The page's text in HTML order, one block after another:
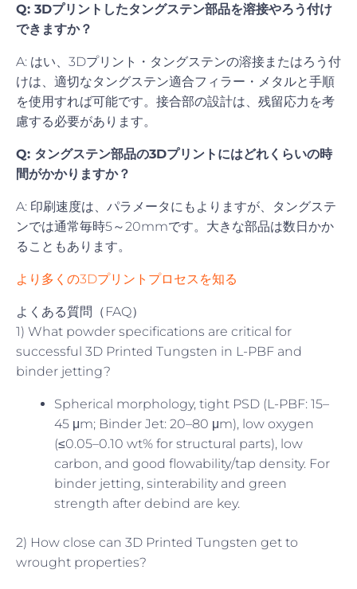
Q: 3Dプリントしたタングステン部品を溶接やろう付け
できますか？
A: はい、3Dプリント・タングステンの溶接またはろう付
けは、適切なタングステン適合フィラー・メタルと手順
を使用すれば可能です。接合部の設計は、残留応力を考
慮する必要があります。
Q: タングステン部品の3Dプリントにはどれくらいの時
間がかかりますか？
A: 印刷速度は、パラメータにもよりますが、タングステ
ンでは通常毎時5～20mmです。大きな部品は数日かか
ることもあります。
より多くの3Dプリントプロセスを知る
よくある質問（FAQ）
1) What powder specifications are critical for
successful 3D Printed Tungsten in L-PBF and
binder jetting?
Spherical morphology, tight PSD (L-PBF: 15–
45 μm; Binder Jet: 20–80 μm), low oxygen
(≤0.05–0.10 wt% for structural parts), low
carbon, and good flowability/tap density. For
binder jetting, sinterability and green
strength after debind are key.
2) How close can 3D Printed Tungsten get to
wrought properties?